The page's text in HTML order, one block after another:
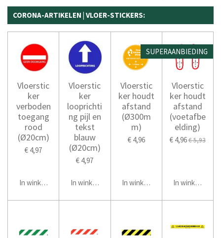
CORONA-ARTIKELEN | VLOER-STICKERS:
Vloerstic
ker
verboden
toegang
rood
(Ø20cm)
€ 4,97
In winkelwagen
Vloerstic
ker
looprichti
ng pijl en
tekst
blauw
(Ø20cm)
€ 4,97
In winkelwagen
Vloerstic
ker houdt
afstand
(Ø300m
m)
€ 4,96
In winkelwagen
SUPERAANBIEDING
Vloerstic
ker houdt
afstand
(voetafbe
elding)
€ 4,96€ 5,93
In winkelwagen